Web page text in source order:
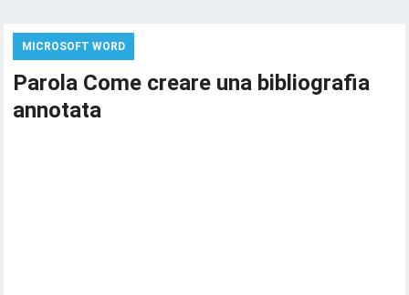
MICROSOFT WORD
Parola Come creare una bibliografia
annotata